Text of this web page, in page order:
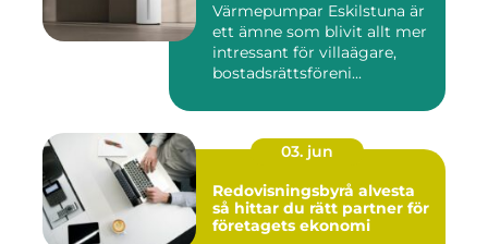
Värmepumpar Eskilstuna är
ett ämne som blivit allt mer
intressant för villaägare,
bostadsrättsföreni...
03. jun
Redovisningsbyrå alvesta
så hittar du rätt partner för
företagets ekonomi